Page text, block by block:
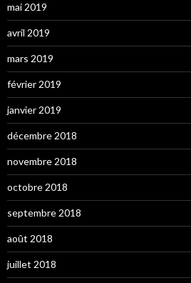
mai 2019
avril 2019
mars 2019
février 2019
janvier 2019
décembre 2018
novembre 2018
octobre 2018
septembre 2018
août 2018
juillet 2018